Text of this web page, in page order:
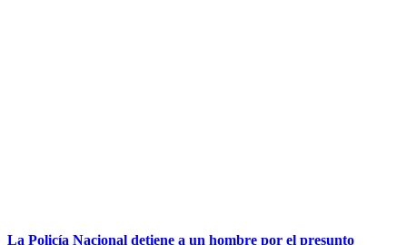
La Policía Nacional detiene a un hombre por el presunto